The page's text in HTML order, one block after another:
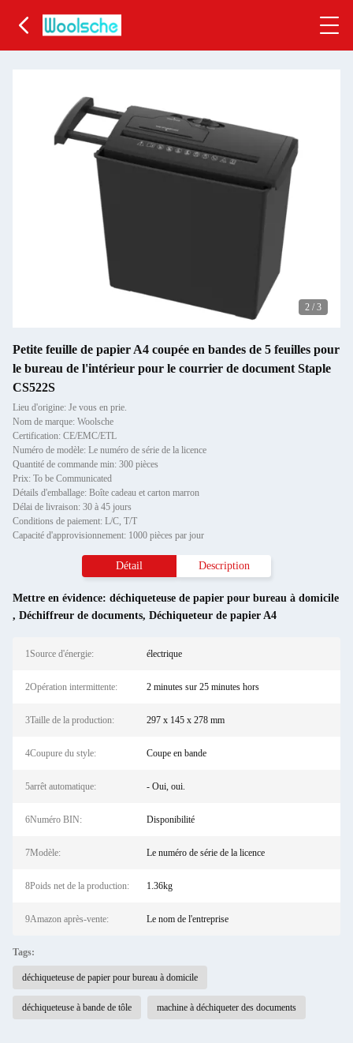
2 / 3
Petite feuille de papier A4 coupée en bandes de 5 feuilles pour
le bureau de l'intérieur pour le courrier de document Staple
CS522S
Lieu d'origine: Je vous en prie.
Nom de marque: Woolsche
Certification: CE/EMC/ETL
Numéro de modèle: Le numéro de série de la licence
Quantité de commande min: 300 pièces
Prix: To be Communicated
Détails d'emballage: Boîte cadeau et carton marron
Délai de livraison: 30 à 45 jours
Conditions de paiement: L/C, T/T
Capacité d'approvisionnement: 1000 pièces par jour
Détail Description
Mettre en évidence: déchiqueteuse de papier pour bureau à domicile
, Déchiffreur de documents, Déchiqueteur de papier A4
1Source d'énergie: électrique
2Opération intermittente: 2 minutes sur 25 minutes hors
3Taille de la production: 297 x 145 x 278 mm
4Coupure du style: Coupe en bande
5arrêt automatique: - Oui, oui.
6Numéro BIN: Disponibilité
7Modèle: Le numéro de série de la licence
8Poids net de la production: 1.36kg
9Amazon après-vente: Le nom de l'entreprise
Tags:
déchiqueteuse de papier pour bureau à domicile
déchiqueteuse à bande de tôle machine à déchiqueter des documents